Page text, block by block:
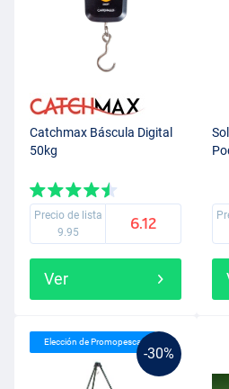
Catchmax Báscula Digital
50kg
Precio de lista
9.95
6.12
Ver
-30%
Elección de Promopesca